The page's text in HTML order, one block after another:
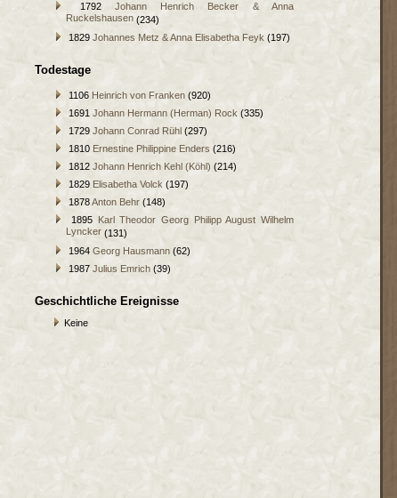
1792 Johann Henrich Becker & Anna
Ruckelshausen (234)
1829Johannes Metz & Anna Elisabetha Feyk (197)
Todestage
1106 Heinrich von Franken (920)
1691Johann Hermann (Herman) Rock (335)
1729Johann Conrad Rühl (297)
1810 Ernestine Philippine Enders (216)
1812Johann Henrich Kehl (Köhl) (214)
1829 Elisabetha Volck (197)
1878Anton Behr (148)
1895
Karl Theodor Georg Philipp August Wilhelm
Lyncker (131)
1964Georg Hausmann (62)
1987Julius Emrich (39)
Geschichtliche Ereignisse
Keine